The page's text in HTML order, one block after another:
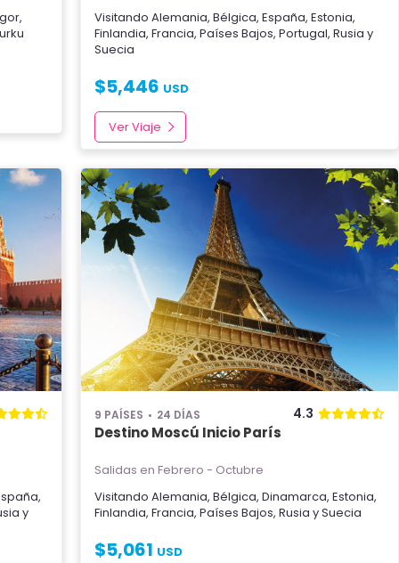
,
Visitando Alemania, Bélgica, España, Estonia,
Finlandia, Francia, Países Bajos, Portugal, Rusia y
Suecia
$5,446 USD
Ver Viaje
,
y
9 PAÍSES 24 DÍAS 4.3
Destino Moscú Inicio París
Salidas en Febrero - Octubre
Visitando Alemania, Bélgica, Dinamarca, Estonia,
Finlandia, Francia, Países Bajos, Rusia ySuecia
$5,061 USD